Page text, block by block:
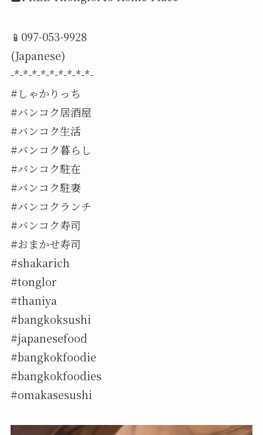
📱097-053-9928
(Japanese)
-*-*-*-*-*-*-*-*-*-
#しゃかりっち
#バンコク居酒屋
#バンコク生活
#バンコク暮らし
#バンコク駐在
#バンコク駐妻
#バンコクランチ
#バンコク寿司
#おまかせ寿司
#shakarich
#tonglor
#thaniya
#bangkoksushi
#japanesefood
#bangkokfoodie
#bangkokfoodies
#omakasesushi